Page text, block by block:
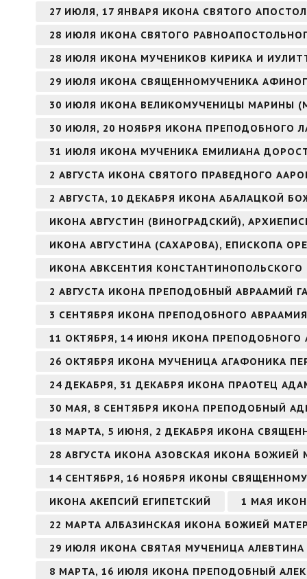
27 ИЮЛЯ, 17 ЯНВАРЯ ИКОНА СВЯТОГО
28 ИЮЛЯ ИКОНА СВЯТОГО
28 ИЮЛЯ ИКОНА МУЧЕНИКОВ КИРИКА И
29 ИЮЛЯ ИКОНА СВЯЩЕННОМУЧЕНИКА
30 ИЮЛЯ ИКОНА ВЕЛИКОМУЧЕНИЦЫ МАРИНЫ
30 ИЮЛЯ, 20 НОЯБРЯ ИКОНА ПРЕПОДОБНОГО
31 ИЮЛЯ ИКОНА МУЧЕНИКА ЕМИЛИАНА
2 АВГУСТА ИКОНА СВЯТОГО ПРАВЕДНОГО
2 АВГУСТА, 10 ДЕКАБРЯ ИКОНА АБАЛАЦКОЙ
ИКОНА АВГУСТИН (ВИНОГРАДСКИЙ),
ИКОНА АВГУСТИНА (САХАРОВА), ЕПИСКОПА
ИКОНА АВКСЕНТИЯ КОНСТАНТИНОПОЛЬСКОГО
2 АВГУСТА ИКОНА ПРЕПОДОБНЫЙ АВРААМИЙ
3 СЕНТЯБРЯ ИКОНА ПРЕПОДОБНОГО
11 ОКТЯБРЯ, 14 ИЮНЯ ИКОНА ПРЕПОДОБНОГО
26 ОКТЯБРЯ ИКОНА МУЧЕНИЦА АГАФОНИКА
24 ДЕКАБРЯ, 31 ДЕКАБРЯ ИКОНА ПРАОТЕЦ
30 МАЯ, 8 СЕНТЯБРЯ ИКОНА ПРЕПОДОБНЫЙ
18 МАРТА, 5 ИЮНЯ, 2 ДЕКАБРЯ ИКОНА
28 АВГУСТА ИКОНА АЗОВСКАЯ ИКОНА БОЖИЕЙ
14 СЕНТЯБРЯ, 16 НОЯБРЯ ИКОНЫ
ИКОНА АКЕПСИЙ ЕГИПЕТСКИЙ
1 МАЯ
22 МАРТА АЛБАЗИНСКАЯ ИКОНА БОЖИЕЙ
29 ИЮЛЯ ИКОНА СВЯТАЯ МУЧЕНИЦА
8 МАРТА, 16 ИЮЛЯ ИКОНА ПРЕПОДОБНЫЙ